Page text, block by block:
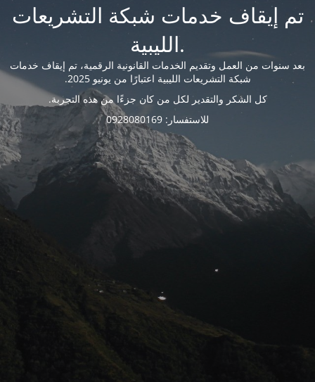
تم إيقاف خدمات شبكة التشريعات
الليبية.
بعد سنوات من العمل وتقديم الخدمات القانونية الرقمية، تم إيقاف خدمات
شبكة التشريعات الليبية اعتبارًا من يونيو 2025.
كل الشكر والتقدير لكل من كان جزءًا من هذه التجربة.
للاستفسار: 0928080169